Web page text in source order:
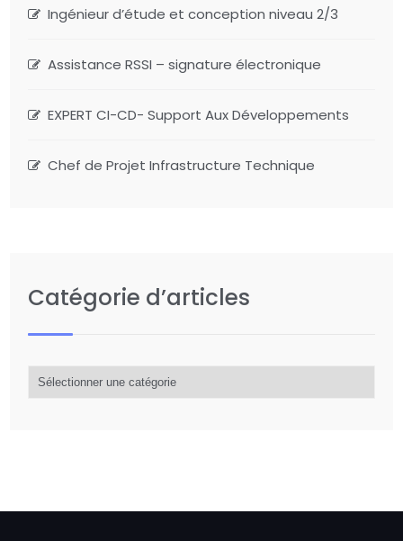
Ingénieur d’étude et conception niveau 2/3
Assistance RSSI – signature électronique
EXPERT CI-CD- Support Aux Développements
Chef de Projet Infrastructure Technique
Catégorie d’articles
d’articles